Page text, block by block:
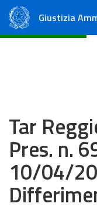
Giustizia
Tar
Pres. n.
10/04/